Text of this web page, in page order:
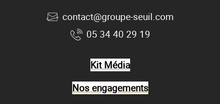
contact@groupe-seuil.com
05 34 40 29 19
Kit Média
Nos engagements